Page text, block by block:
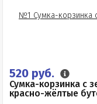
520 руб.
Сумка-корзинка с
красно-жёлтые